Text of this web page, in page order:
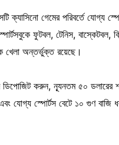
ক্যাসিনো গেমের পরিবর্তে যোগ্য
ফুটবল, টেনিস, বাস্কেটবল,
অন্তর্ভুক্ত রয়েছে।
ডিপোজিট করুন, ন্যূনতম ৫০ ডলারের
যোগ্য স্পোর্টস বেটে ১০ গুণ বাজি